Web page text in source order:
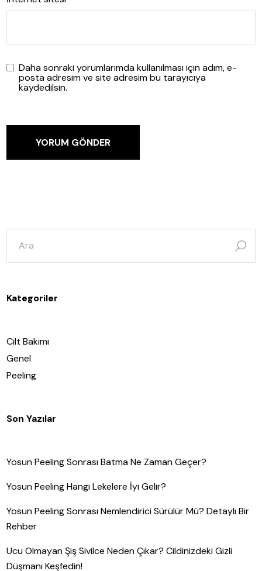
Daha sonraki yorumlarımda kullanılması için adım, e-
posta adresim ve site adresim bu tarayıcıya
kaydedilsin.
YORUM GÖNDER
şunun
için
ara:
Kategoriler
Cilt Bakımı
Genel
Peeling
Son Yazılar
Yosun Peeling Sonrası Batma Ne Zaman Geçer?
Yosun Peeling Hangi Lekelere İyi Gelir?
Yosun Peeling Sonrası Nemlendirici Sürülür Mü? Detaylı Bir
Rehber
Ucu Olmayan Şiş Sivilce Neden Çıkar? Cildinizdeki Gizli
Düşmanı Keşfedin!